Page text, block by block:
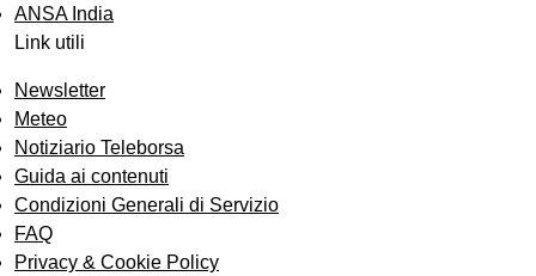
ANSA India
Link utili
Newsletter
Meteo
Notiziario Teleborsa
Guida ai contenuti
Condizioni Generali di Servizio
FAQ
Privacy & Cookie Policy